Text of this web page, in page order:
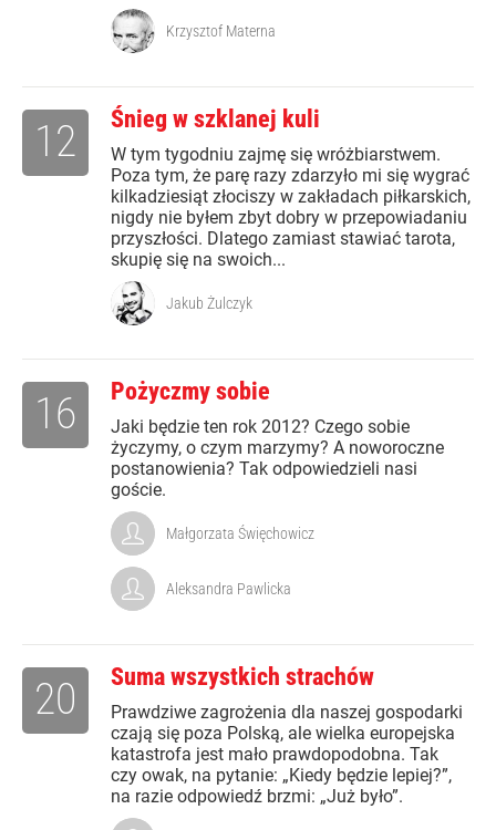
Krzysztof Materna
Śnieg w szklanej kuli
W tym tygodniu zajmę się wróżbiarstwem.
Poza tym, że parę razy zdarzyło mi się wygrać
kilkadziesiąt złociszy w zakładach piłkarskich,
nigdy nie byłem zbyt dobry w przepowiadaniu
przyszłości. Dlatego zamiast stawiać tarota,
skupię się na swoich...
12
Jakub Żulczyk
Pożyczmy sobie
Jaki będzie ten rok 2012? Czego sobie
życzymy, o czym marzymy? A noworoczne
postanowienia? Tak odpowiedzieli nasi
goście.
16
Małgorzata Święchowicz
Aleksandra Pawlicka
Suma wszystkich strachów
Prawdziwe zagrożenia dla naszej gospodarki
czają się poza Polską, ale wielka europejska
katastrofa jest mało prawdopodobna. Tak
czy owak, na pytanie: „Kiedy będzie lepiej?”,
na razie odpowiedź brzmi: „Już było”.
20